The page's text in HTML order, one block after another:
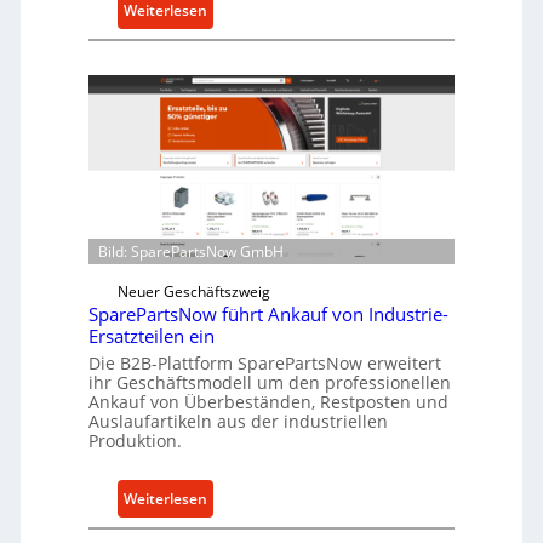
t
f
ü
r
i
i
r
k
t
A
n
t
i
e
b
Weiterlesen:
C
l
l
o
n
t
w
i
c
k
e
l
t
0
-
Bild: SparePartsNow GmbH
Neuer Geschäftszweig
SparePartsNow führt Ankauf von Industrie-
Ersatzteilen ein
Die B2B-Plattform SparePartsNow erweitert
ihr Geschäftsmodell um den professionellen
Ankauf von Überbeständen, Restposten und
Auslaufartikeln aus der industriellen
Produktion.
Weiterlesen:
S